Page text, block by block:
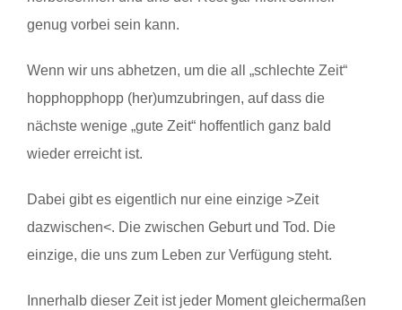
genug vorbei sein kann.
Wenn wir uns abhetzen, um die all „schlechte Zeit“
hopphopphopp (her)umzubringen, auf dass die
nächste wenige „gute Zeit“ hoffentlich ganz bald
wieder erreicht ist.
Dabei gibt es eigentlich nur eine einzige >Zeit
dazwischen<. Die zwischen Geburt und Tod. Die
einzige, die uns zum Leben zur Verfügung steht.
Innerhalb dieser Zeit ist jeder Moment gleichermaßen